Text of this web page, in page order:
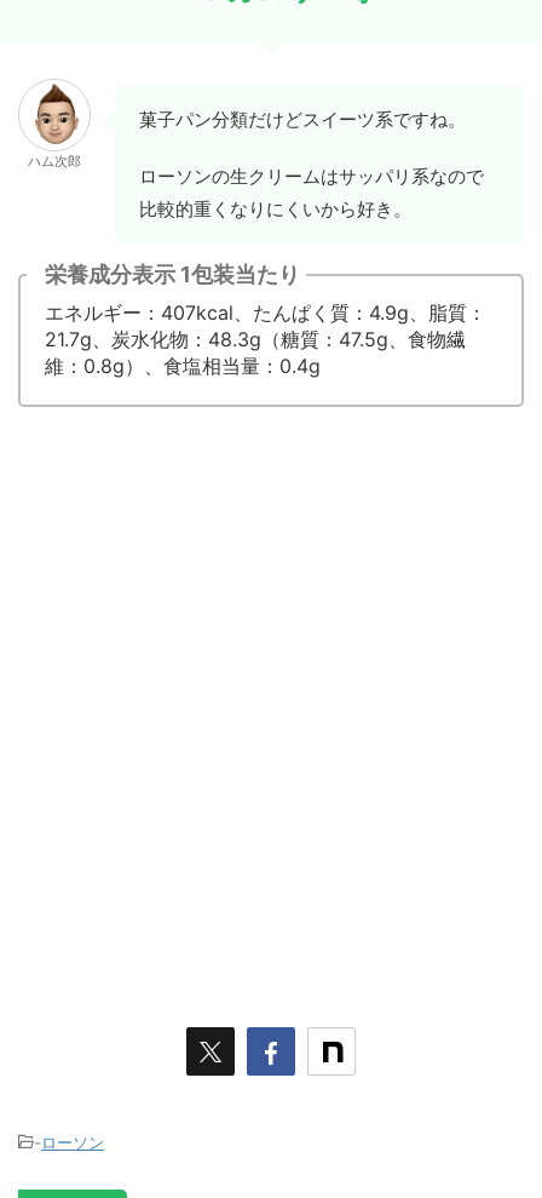
ハム次郎
菓子パン分類だけどスイーツ系ですね。
ローソンの生クリームはサッパリ系なので
比較的重くなりにくいから好き。
栄養成分表示 1包装当たり
エネルギー：407kcal、たんぱく質：4.9g、脂質：
21.7g、炭水化物：48.3g（糖質：47.5g、食物繊
維：0.8g）、食塩相当量：0.4g
-ローソン